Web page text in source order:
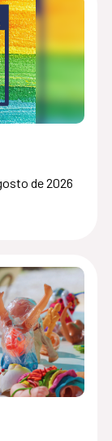
de 2026